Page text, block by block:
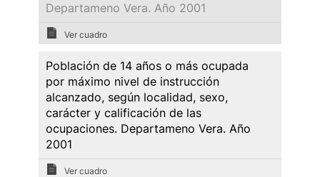
Departameno Vera. Año 2001
Ver cuadro
Población de 14 años o más ocupada
por máximo nivel de instrucción
alcanzado, según localidad, sexo,
carácter y calificación de las
ocupaciones. Departameno Vera. Año
2001
Ver cuadro